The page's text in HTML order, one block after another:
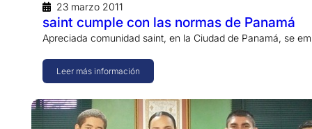
23 marzo 2011
saint cumple con las normas de Panamá
Apreciada comunidad saint, en la Ciudad de Panamá, se
Leer más información